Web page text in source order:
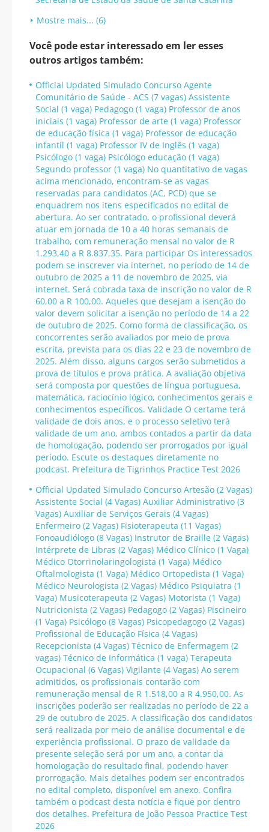
Mostre mais... (6)
Você pode estar interessado em ler esses
outros artigos também:
Official Updated Simulado Concurso Agente
Comunitário de Saúde - ACS (7 vagas) Assistente
Social (1 vaga) Pedagogo (1 vaga) Professor de anos
iniciais (1 vaga) Professor de arte (1 vaga) Professor
de educação física (1 vaga) Professor de educação
infantil (1 vaga) Professor IV de Inglês (1 vaga)
Psicólogo (1 vaga) Psicólogo educação (1 vaga)
Segundo professor (1 vaga) No quantitativo de vagas
acima mencionado, encontram-se as vagas
reservadas para candidatos (AC, PCD) que se
enquadrem nos itens especificados no edital de
abertura. Ao ser contratado, o profissional deverá
atuar em jornada de 10 a 40 horas semanais de
trabalho, com remuneração mensal no valor de R
1.293,40 a R 8.837,35. Para participar Os interessados
podem se inscrever via internet, no período de 14 de
outubro de 2025 a 11 de novembro de 2025, via
internet. Será cobrada taxa de inscrição no valor de R
60,00 a R 100,00. Aqueles que desejam a isenção do
valor devem solicitar a isenção no período de 14 a 22
de outubro de 2025. Como forma de classificação, os
concorrentes serão avaliados por meio de prova
escrita, prevista para os dias 22 e 23 de novembro de
2025. Além disso, alguns cargos serão submetidos a
prova de títulos e prova prática. A avaliação objetiva
será composta por questões de língua portuguesa,
matemática, raciocínio lógico, conhecimentos gerais e
conhecimentos específicos. Validade O certame terá
validade de dois anos, e o processo seletivo terá
validade de um ano, ambos contados a partir da data
de homologação, podendo ser prorrogados por igual
período. Escute os destaques diretamente no
podcast. Prefeitura de Tigrinhos Practice Test 2026
Official Updated Simulado Concurso Artesão (2 Vagas)
Assistente Social (4 Vagas) Auxiliar Administrativo (3
Vagas) Auxiliar de Serviços Gerais (4 Vagas)
Enfermeiro (2 Vagas) Fisioterapeuta (11 Vagas)
Fonoaudiólogo (8 Vagas) Instrutor de Braille (2 Vagas)
Intérprete de Libras (2 Vagas) Médico Clínico (1 Vaga)
Médico Otorrinolaringologista (1 Vaga) Médico
Oftalmologista (1 Vaga) Médico Ortopedista (1 Vaga)
Médico Neurologista (2 Vagas) Médico Psiquiatra (1
Vaga) Musicoterapeuta (2 Vagas) Motorista (1 Vaga)
Nutricionista (2 Vagas) Pedagogo (2 Vagas) Piscineiro
(1 Vaga) Psicólogo (8 Vagas) Psicopedagogo (2 Vagas)
Profissional de Educação Física (4 Vagas)
Recepcionista (4 Vagas) Técnico de Enfermagem (2
vagas) Técnico de Informática (1 vaga) Terapeuta
Ocupacional (6 Vagas) Vigilante (4 Vagas) Ao serem
admitidos, os profissionais contarão com
remuneração mensal de R 1.518,00 a R 4.950,00. As
inscrições poderão ser realizadas no período de 22 a
29 de outubro de 2025. A classificação dos candidatos
será realizada por meio de análise documental e de
experiência profissional. O prazo de validade da
presente seleção será por um ano, a contar da
homologação do resultado final, podendo haver
prorrogação. Mais detalhes podem ser encontrados
no edital completo, disponível em anexo. Confira
também o podcast desta notícia e fique por dentro
dos detalhes. Prefeitura de João Pessoa Practice Test
2026